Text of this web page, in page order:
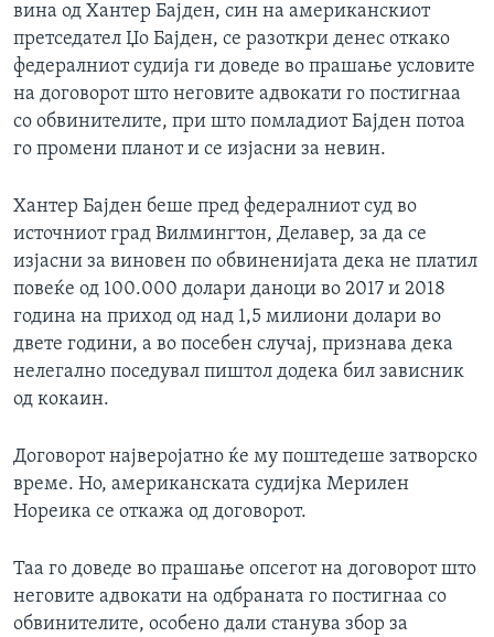
вина од Хантер Бајден, син на американскиот
претседател Џо Бајден, се разоткри денес откако
федералниот судија ги доведе во прашање условите
на договорот што неговите адвокати го постигнаа
со обвинителите, при што помладиот Бајден потоа
го промени планот и се изјасни за невин.
Хантер Бајден беше пред федералниот суд во
источниот град Вилмингтон, Делавер, за да се
изјасни за виновен по обвиненијата дека не платил
повеќе од 100.000 долари даноци во 2017 и 2018
година на приход од над 1,5 милиони долари во
двете години, а во посебен случај, признава дека
нелегално поседувал пиштол додека бил зависник
од кокаин.
Договорот најверојатно ќе му поштедеше затворско
време. Но, американската судијка Мерилен
Нореика се откажа од договорот.
Таа го доведе во прашање опсегот на договорот што
неговите адвокати на одбраната го постигнаа со
обвинителите, особено дали станува збор за